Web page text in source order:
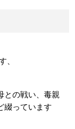
、
との戦い、毒親
綴っています